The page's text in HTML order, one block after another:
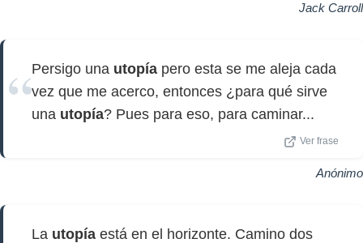
Jack Carroll
Persigo una utopía pero esta se me aleja cada
vez que me acerco, entonces ¿para qué sirve
una utopía? Pues para eso, para caminar...
Ver frase
Anónimo
La utopía está en el horizonte. Camino dos